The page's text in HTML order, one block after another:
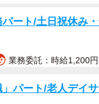
ート/土日祝休み
業務委託：時給1,200円
」パート/老人デイ